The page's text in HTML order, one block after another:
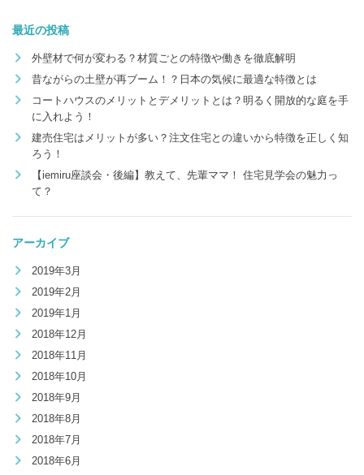
最近の投稿
外壁材で何が変わる？材質ごとの特徴や働きを徹底解明
昔ながらの土壁が再ブーム！？日本の気候に最適な特徴とは
コートハウスのメリットとデメリットとは？明るく開放的な庭を手
に入れよう！
建売住宅はメリットが多い？注文住宅との違いから特徴を正しく知
ろう！
【iemiru座談会・後編】教えて、先輩ママ！ 住宅見学会の魅力っ
て？
アーカイブ
2019年3月
2019年2月
2019年1月
2018年12月
2018年11月
2018年10月
2018年9月
2018年8月
2018年7月
2018年6月